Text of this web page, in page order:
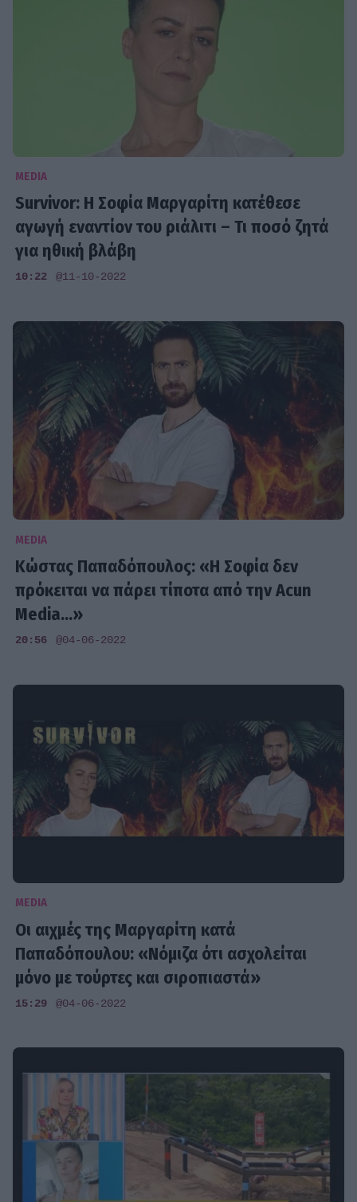
MEDIA
Survivor: Η Σοφία Μαργαρίτη κατέθεσε
αγωγή εναντίον του ριάλιτι – Τι ποσό ζητά
για ηθική βλάβη
10:22 @11-10-2022
MEDIA
Κώστας Παπαδόπουλος: «Η Σοφία δεν
πρόκειται να πάρει τίποτα από την Acun
Media...»
20:56 @04-06-2022
MEDIA
Οι αιχμές της Μαργαρίτη κατά
Παπαδόπουλου: «Νόμιζα ότι ασχολείται
μόνο με τούρτες και σιροπιαστά»
15:29 @04-06-2022